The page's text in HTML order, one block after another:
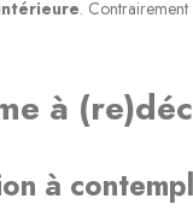
. Contrairement
à
à